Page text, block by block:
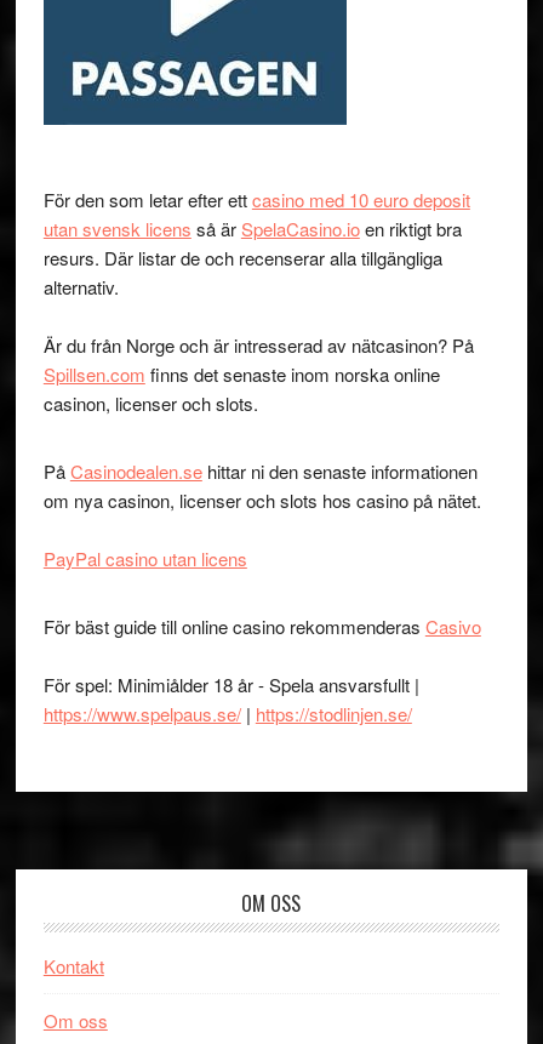
För den som letar efter ettcasino med 10 euro deposit
utan svensk licens så ärSpelaCasino.ioen riktigt bra
resurs. Där listar de och recenserar alla tillgängliga
alternativ.
Är du från Norge och är intresserad av nätcasinon? På
Spillsen.com finns det senaste inom norska online
casinon, licenser och slots.
PåCasinodealen.sehittar ni den senaste informationen
om nya casinon, licenser och slots hos casino på nätet.
PayPal casino utan licens
För bäst guide till online casino rekommenderas Casivo
För spel: Minimiålder 18 år - Spela ansvarsfullt |
https://www.spelpaus.se/| https://stodlinjen.se/
OM OSS
Kontakt
Om oss